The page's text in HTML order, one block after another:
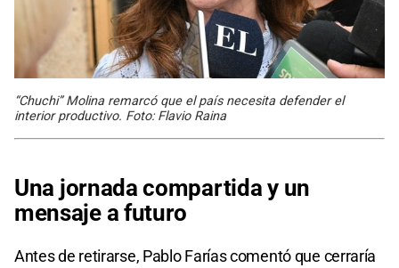
“Chuchi” Molina remarcó que el país necesita defender el
interior productivo. Foto: Flavio Raina
Una jornada compartida y un
mensaje a futuro
Antes de retirarse, Pablo Farías comentó que cerraría